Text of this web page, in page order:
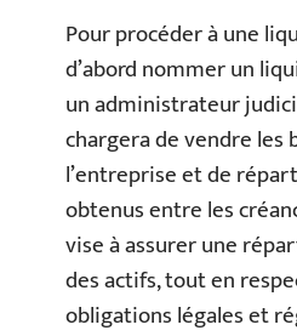
Pour procéder à une
d’abord nommer un
un administrateur
chargera de vendre les
l’entreprise et de
obtenus entre les
vise à assurer une
des actifs, tout en
obligations légales et